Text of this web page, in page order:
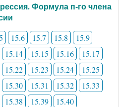
Формула п-го члена
15.6 15.7 15.8
15.9
15.14 15.15 15.16
15.17
15.22 15.23 15.24
15.25
15.30 15.31 15.32
15.33
15.38 15.39 15.40